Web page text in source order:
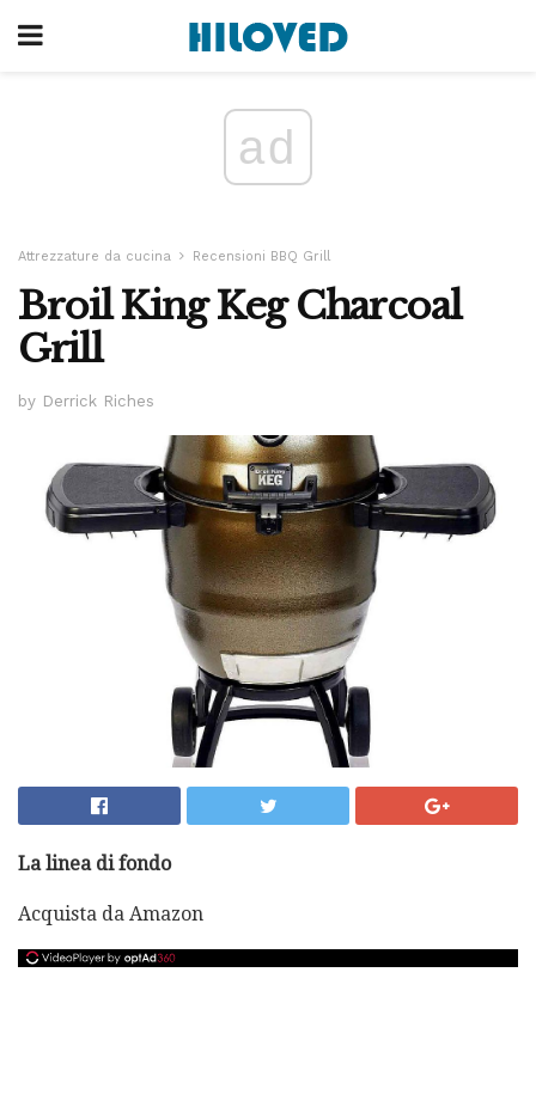
ad
Attrezzature da cucina Recensioni BBQ Grill
Broil King Keg Charcoal
Grill
by Derrick Riches
La linea di fondo
Acquista da Amazon